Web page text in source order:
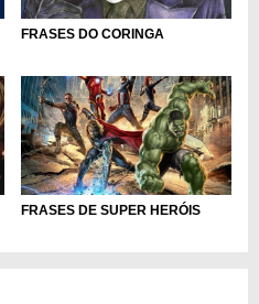
FRASES DO CORINGA
FRASES DE SUPER HERÓIS